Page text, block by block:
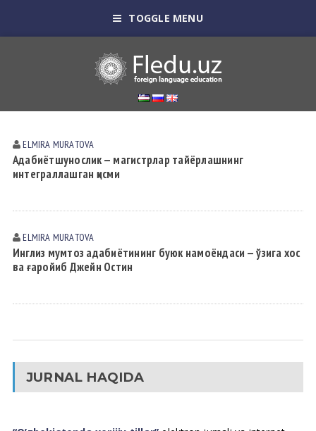
TOGGLE MENU
ELMIRA MURАTOVА
Адабиётшунослик — магистрлар тайёрлашнинг
интеграллашган қисми
ELMIRA MURАTOVА
Инглиз мумтоз адабиётининг буюк намоёндаси — ўзига хос
ва ғаройиб Джейн Остин
JURNAL HAQIDA